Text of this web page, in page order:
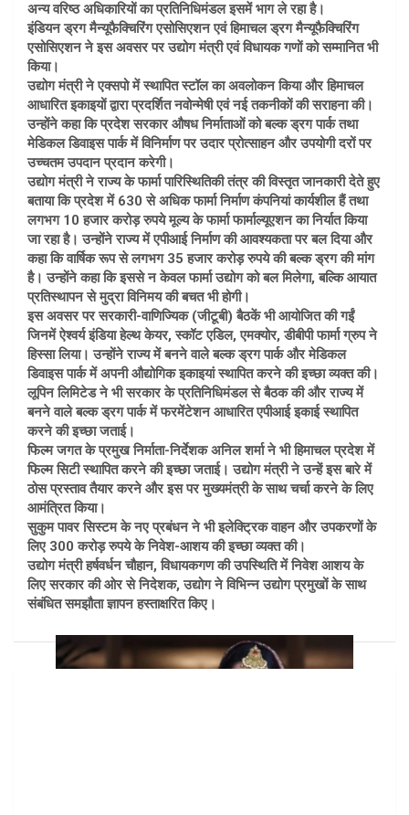
अन्य वरिष्ठ अधिकारियों का प्रतिनिधिमंडल इसमें भाग ले रहा है।
इंडियन ड्रग मैन्यूफैक्चिरिंग एसोसिएशन एवं हिमाचल ड्रग मैन्यूफैक्चिरिंग
एसोसिएशन ने इस अवसर पर उद्योग मंत्री एवं विधायक गणों को सम्मानित भी
किया।
उद्योग मंत्री ने एक्सपो में स्थापित स्टॉल का अवलोकन किया और हिमाचल
आधारित इकाइयों द्वारा प्रदर्शित नवोन्मेषी एवं नई तकनीकों की सराहना की।
उन्होंने कहा कि प्रदेश सरकार औषध निर्माताओं को बल्क ड्रग पार्क तथा
मेडिकल डिवाइस पार्क में विनिर्माण पर उदार प्रोत्साहन और उपयोगी दरों पर
उच्चतम उपदान प्रदान करेगी।
उद्योग मंत्री ने राज्य के फार्मा पारिस्थितिकी तंत्र की विस्तृत जानकारी देते हुए
बताया कि प्रदेश में 630 से अधिक फार्मा निर्माण कंपनियां कार्यशील हैं तथा
लगभग 10 हजार करोड़ रुपये मूल्य के फार्मा फार्माल्यूएशन का निर्यात किया
जा रहा है। उन्होंने राज्य में एपीआई निर्माण की आवश्यकता पर बल दिया और
कहा कि वार्षिक रूप से लगभग 35 हजार करोड़ रुपये की बल्क ड्रग की मांग
है। उन्होंने कहा कि इससे न केवल फार्मा उद्योग को बल मिलेगा, बल्कि आयात
प्रतिस्थापन से मुद्रा विनिमय की बचत भी होगी।
इस अवसर पर सरकारी-वाणिज्यिक (जीटूबी) बैठकें भी आयोजित की गईं
जिनमें ऐश्वर्य इंडिया हेल्थ केयर, स्कॉट एडिल, एमक्योर, डीबीपी फार्मा ग्रुप ने
हिस्सा लिया। उन्होंने राज्य में बनने वाले बल्क ड्रग पार्क और मेडिकल
डिवाइस पार्क में अपनी औद्योगिक इकाइयां स्थापित करने की इच्छा व्यक्त की।
लूपिन लिमिटेड ने भी सरकार के प्रतिनिधिमंडल से बैठक की और राज्य में
बनने वाले बल्क ड्रग पार्क में फरमेंटेशन आधारित एपीआई इकाई स्थापित
करने की इच्छा जताई।
फिल्म जगत के प्रमुख निर्माता-निर्देशक अनिल शर्मा ने भी हिमाचल प्रदेश में
फिल्म सिटी स्थापित करने की इच्छा जताई। उद्योग मंत्री ने उन्हें इस बारे में
ठोस प्रस्ताव तैयार करने और इस पर मुख्यमंत्री के साथ चर्चा करने के लिए
आमंत्रित किया।
सुकुम पावर सिस्टम के नए प्रबंधन ने भी इलेक्ट्रिक वाहन और उपकरणों के
लिए 300 करोड़ रुपये के निवेश-आशय की इच्छा व्यक्त की।
उद्योग मंत्री हर्षवर्धन चौहान, विधायकगण की उपस्थिति में निवेश आशय के
लिए सरकार की ओर से निदेशक, उद्योग ने विभिन्न उद्योग प्रमुखों के साथ
संबंधित समझौता ज्ञापन हस्ताक्षरित किए।